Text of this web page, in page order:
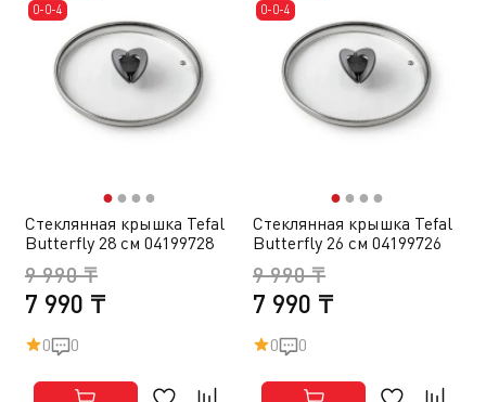
0-0-4
●● ● ●
Стеклянная крышка Tefal
Butterfly 28 см 04199728
7 990 ₸
9 990 ₸
0 0
0-0-4
●● ● ●
Стеклянная крышка Tefal
Butterfly 26 см 04199726
7 990 ₸
9 990 ₸
0 0